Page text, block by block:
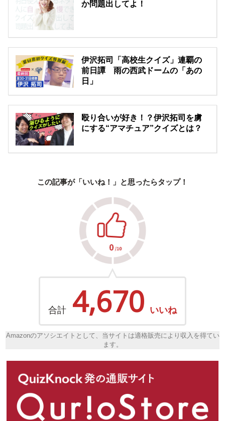
か問題出してよ！
伊沢拓司「高校生クイズ」連覇の
前日譚 雨の西武ドームの「あの
日」
殴り合いが好き！？伊沢拓司を虜
にする“アマチュア”クイズとは？
この記事が「いいね！」と思ったらタップ！
合計 4,670 いいね
Amazonのアソシエイトとして、当サイトは適格販売により収入を得てい
ます。